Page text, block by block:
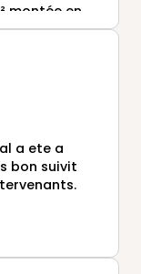
montée en
terribles.
et M.Rejien,
Rideau.
a ete a
bon suivit